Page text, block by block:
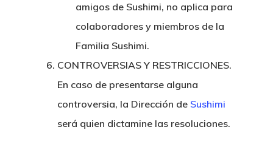
amigos de Sushimi, no aplica para
colaboradores y miembros de la
Familia Sushimi.
CONTROVERSIAS Y RESTRICCIONES.
En caso de presentarse alguna
controversia, la Dirección de Sushimi
será quien dictamine las resoluciones.